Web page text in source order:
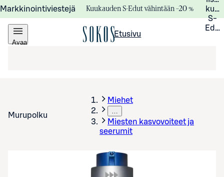
Markkinointiviestejä Kuukauden S-Edut vähintään –20 %
S-
Avaa
Etusivu
Murupolku
Miehet
…
Miesten kasvovoiteet ja
seerumit